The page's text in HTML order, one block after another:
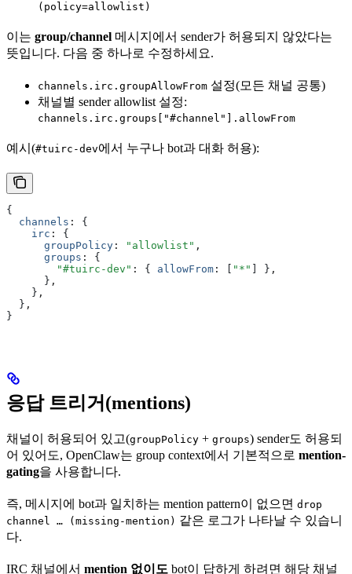
(policy=allowlist)
이는 group/channel 메시지에서 sender가 허용되지 않았다는
뜻입니다. 다음 중 하나로 수정하세요.
channels.irc.groupAllowFrom 설정(모든 채널 공통)
채널별 sender allowlist 설정:
channels.irc.groups["#channel"].allowFrom
예시(#tuirc-dev에서 누구나 bot과 대화 허용):
{
  channels
:
{
    irc
:
{
      groupPolicy
: "allowlist" ,
      groups
:
{
        "#tuirc-dev"
: { allowFrom : "*" ] } ,
      }
,
    }
,
  }
,
}
응답 트리거(mentions)
채널이 허용되어 있고(groupPolicy + groups) sender도 허용되
어 있어도, OpenClaw는 group context에서 기본적으로 mention-
gating을 사용합니다.
즉, 메시지에 bot과 일치하는 mention pattern이 없으면 drop
channel … (missing-mention) 같은 로그가 나타날 수 있습니
다.
IRC 채널에서 mention 없이도 bot이 답하게 하려면 해당 채널